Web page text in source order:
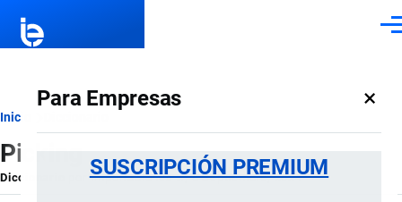
Para Empresas ×
SUSCRIPCIÓN PREMIUM
Ruta
de
navegación
Inicio
Picking
Diccionario porImportaciones …, 8 Septiembre, 2024